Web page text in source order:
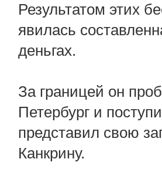
Результатом этих
явилась
деньгах.
За границей он
Петербург и
представил свою
Канкрину.